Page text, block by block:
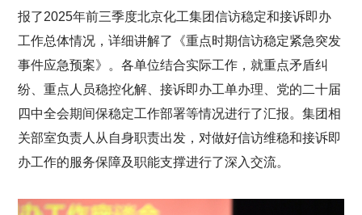
报了2025年前三季度北京化工集团信访稳定和接诉即办
工作总体情况，详细讲解了《重点时期信访稳定紧急突发
事件应急预案》。各单位结合实际工作，就重点矛盾纠
纷、重点人员稳控化解、接诉即办工单办理、党的二十届
四中全会期间保稳定工作部署等情况进行了汇报。集团相
关部室负责人从自身职责出发，对做好信访维稳和接诉即
办工作的服务保障及职能支撑进行了深入交流。